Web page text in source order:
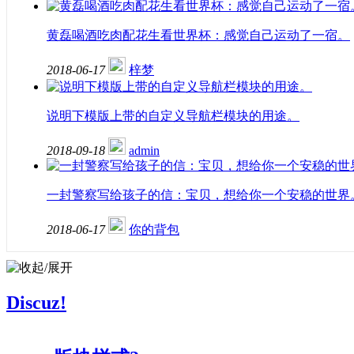
黄磊喝酒吃肉配花生看世界杯：感觉自己运动了一宿。
2018-06-17 梓梦
说明下模版上带的自定义导航栏模块的用途。
2018-09-18 admin
一封警察写给孩子的信：宝贝，想给你一个安稳的世界
2018-06-17 你的背包
Discuz!